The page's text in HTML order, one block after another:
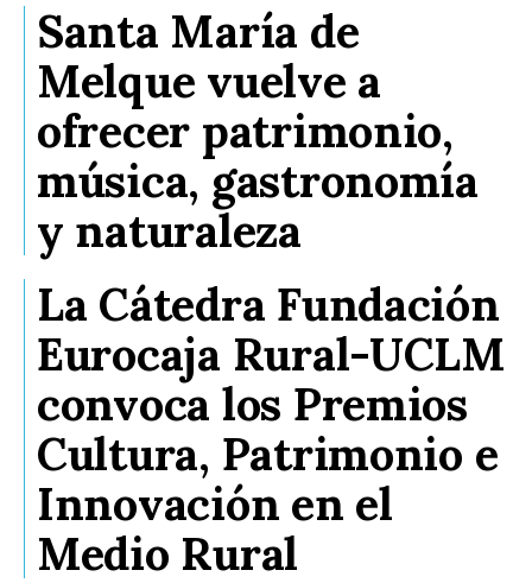
Santa María de
Melque vuelve a
ofrecer patrimonio,
música, gastronomía
y naturaleza
La Cátedra Fundación
Eurocaja Rural-UCLM
convoca los Premios
Cultura, Patrimonio e
Innovación en el
Medio Rural